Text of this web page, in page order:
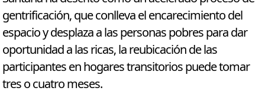
gentrificación, que conlleva el encarecimiento del
espacio y desplaza a las personas pobres para dar
oportunidad a las ricas, la reubicación de las
participantes en hogares transitorios puede tomar
tres o cuatro meses.